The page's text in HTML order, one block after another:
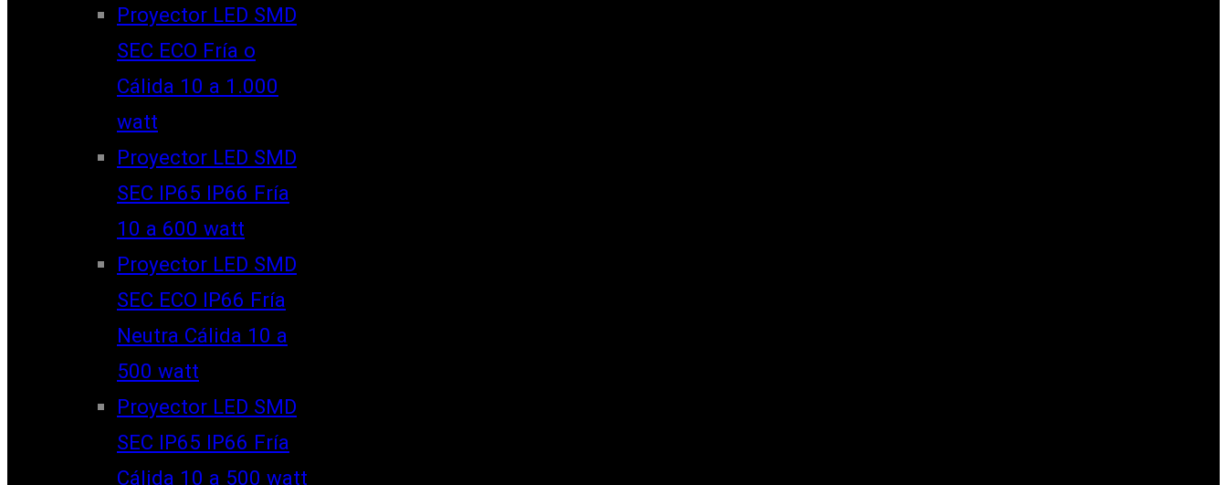
Proyector LED SMD
SEC ECO Fría o
Cálida 10 a 1.000
watt
Proyector LED SMD
SEC IP65 IP66 Fría
10 a 600 watt
Proyector LED SMD
SEC ECO IP66 Fría
Neutra Cálida 10 a
500 watt
Proyector LED SMD
SEC IP65 IP66 Fría
Cálida 10 a 500 watt